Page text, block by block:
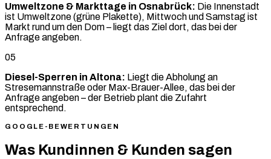
Umweltzone & Markttage in Osnabrück: Die Innenstadt
ist Umweltzone (grüne Plakette), Mittwoch und Samstag ist
Markt rund um den Dom – liegt das Ziel dort, das bei der
Anfrage angeben.
05
Diesel-Sperren in Altona: Liegt die Abholung an
Stresemannstraße oder Max-Brauer-Allee, das bei der
Anfrage angeben – der Betrieb plant die Zufahrt
entsprechend.
GOOGLE-BEWERTUNGEN
Was Kundinnen & Kunden sagen